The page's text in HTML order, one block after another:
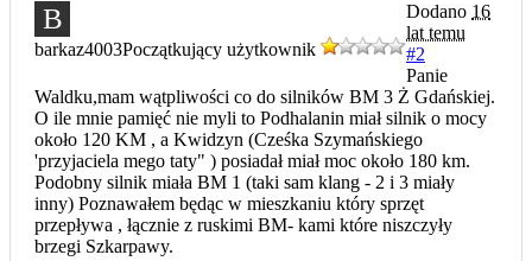
B
barkaz4003Początkujący użytkownik
Dodano 16
lat temu
#2
Panie
Waldku,mam wątpliwości co do silników BM 3 Ż Gdańskiej.
O ile mnie pamięć nie myli to Podhalanin miał silnik o mocy
około 120 KM , a Kwidzyn (Cześka Szymańskiego
'przyjaciela mego taty" ) posiadał miał moc około 180 km.
Podobny silnik miała BM 1 (taki sam klang - 2 i 3 miały
inny) Poznawałem będąc w mieszkaniu który sprzęt
przepływa , łącznie z ruskimi BM- kami które niszczyły
brzegi Szkarpawy.